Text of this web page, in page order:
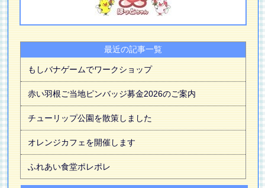
最近の記事一覧
もしバナゲームでワークショップ
赤い羽根ご当地ピンバッジ募金2026のご案内
チューリップ公園を散策しました
オレンジカフェを開催します
ふれあい食堂ポレポレ